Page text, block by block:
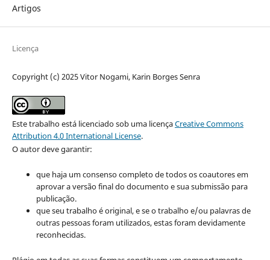
Artigos
Licença
Copyright (c) 2025 Vitor Nogami, Karin Borges Senra
Este trabalho está licenciado sob uma licençaCreative Commons
Attribution 4.0 International License.
O autor deve garantir:
que haja um consenso completo de todos os coautores em
aprovar a versão final do documento e sua submissão para
publicação.
que seu trabalho é original, e se o trabalho e/ou palavras de
outras pessoas foram utilizados, estas foram devidamente
reconhecidas.